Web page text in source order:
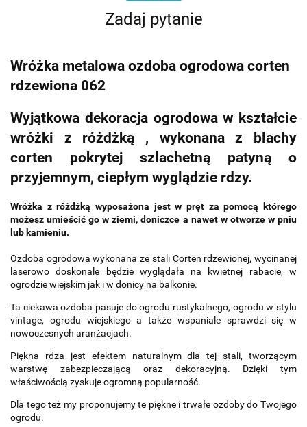
Zadaj pytanie
Wróżka metalowa ozdoba ogrodowa corten
rdzewiona 062
Wyjątkowa dekoracja ogrodowa w kształcie
wróżki z różdżką , wykonana z blachy
corten pokrytej szlachetną patyną o
przyjemnym, ciepłym wyglądzie rdzy.
Wróżka z różdżką wyposażona jest w pręt za pomocą którego
możesz umieścić go w ziemi, doniczce a nawet w otworze w pniu
lub kamieniu.
Ozdoba ogrodowa wykonana ze stali Corten rdzewionej, wycinanej
laserowo doskonale będzie wyglądała na kwietnej rabacie, w
ogrodzie wiejskim jak i w donicy na balkonie.
Ta ciekawa ozdoba pasuje do ogrodu rustykalnego, ogrodu w stylu
vintage, ogrodu wiejskiego a także wspaniale sprawdzi się w
nowoczesnych aranżacjach.
Piękna rdza jest efektem naturalnym dla tej stali, tworzącym
warstwę zabezpieczającą oraz dekoracyjną. Dzięki tym
właściwością zyskuje ogromną popularność.
Dla tego też my proponujemy te piękne i trwałe ozdoby do Twojego
ogrodu.